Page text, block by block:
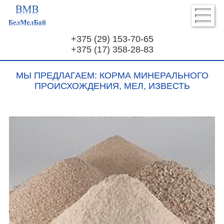
+375 (29) 153-70-65
+375 (17) 358-28-83
МЫ ПРЕДЛАГАЕМ: КОРМА МИНЕРАЛЬНОГО
ПРОИСХОЖДЕНИЯ, МЕЛ, ИЗВЕСТЬ